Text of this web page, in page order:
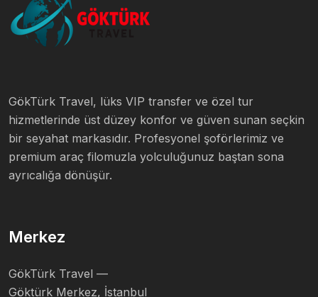
GökTürk Travel, lüks VIP transfer ve özel tur
hizmetlerinde üst düzey konfor ve güven sunan seçkin
bir seyahat markasıdır. Profesyonel şoförlerimiz ve
premium araç filomuzla yolculuğunuz baştan sona
ayrıcalığa dönüşür.
Merkez
GökTürk Travel —
Göktürk Merkez, İstanbul